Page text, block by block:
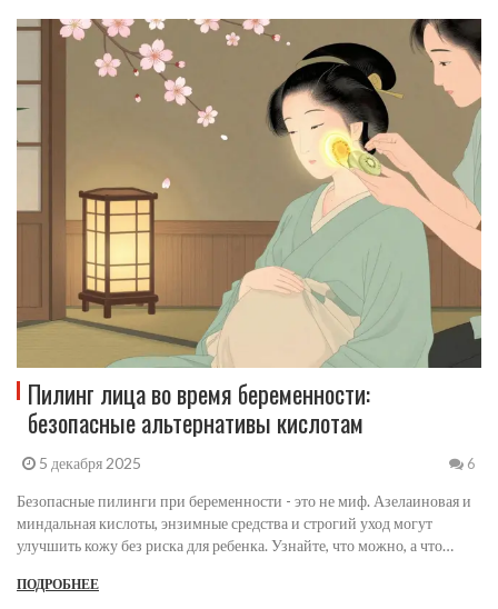
Пилинг лица во время беременности:
безопасные альтернативы кислотам
5 декабря 2025 6
Безопасные пилинги при беременности - это не миф. Азелаиновая и
миндальная кислоты, энзимные средства и строгий уход могут
улучшить кожу без риска для ребенка. Узнайте, что можно, а что
ПОДРОБНЕЕ